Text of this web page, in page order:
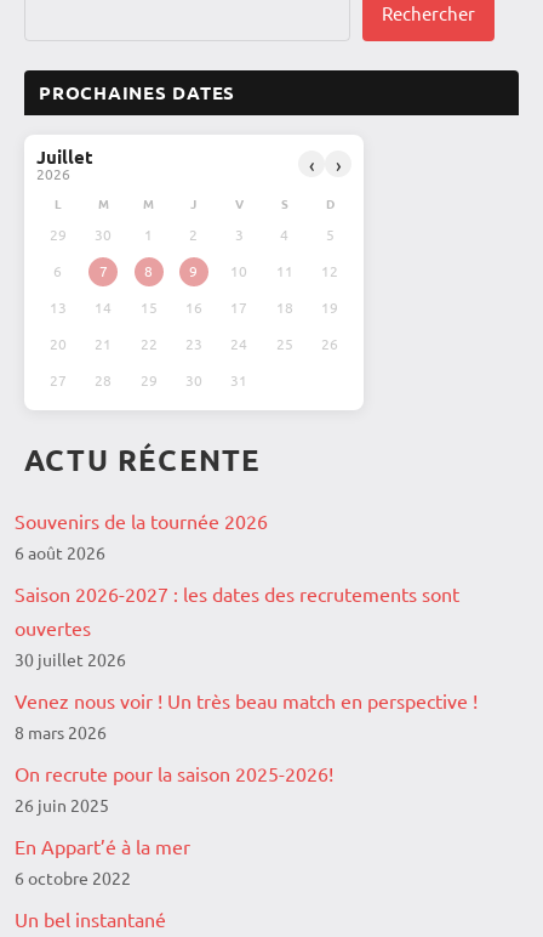
Rechercher
PROCHAINES DATES
Juillet
2026 ‹ ›
L M M J V S D
29 30 1 2 3 4
5
6
7 8 9 10 11
12
13
14 15 16 17 18
19
20
21 22 23 24 25
26
27
28 29 30 31
ACTU RÉCENTE
Souvenirs de la tournée 2026
6 août 2026
Saison 2026-2027 : les dates des recrutements sont
ouvertes
30 juillet 2026
Venez nous voir ! Un très beau match en perspective !
8 mars 2026
On recrute pour la saison 2025-2026!
26 juin 2025
En Appart’é à la mer
6 octobre 2022
Un bel instantané